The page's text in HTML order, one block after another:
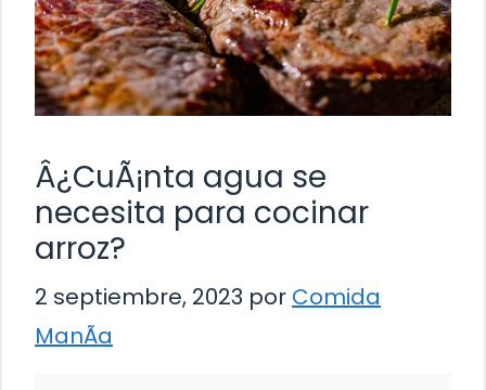
Â¿CuÃ¡nta agua se
necesita para cocinar
arroz?
2 septiembre, 2023 por Comida
ManÃ­a